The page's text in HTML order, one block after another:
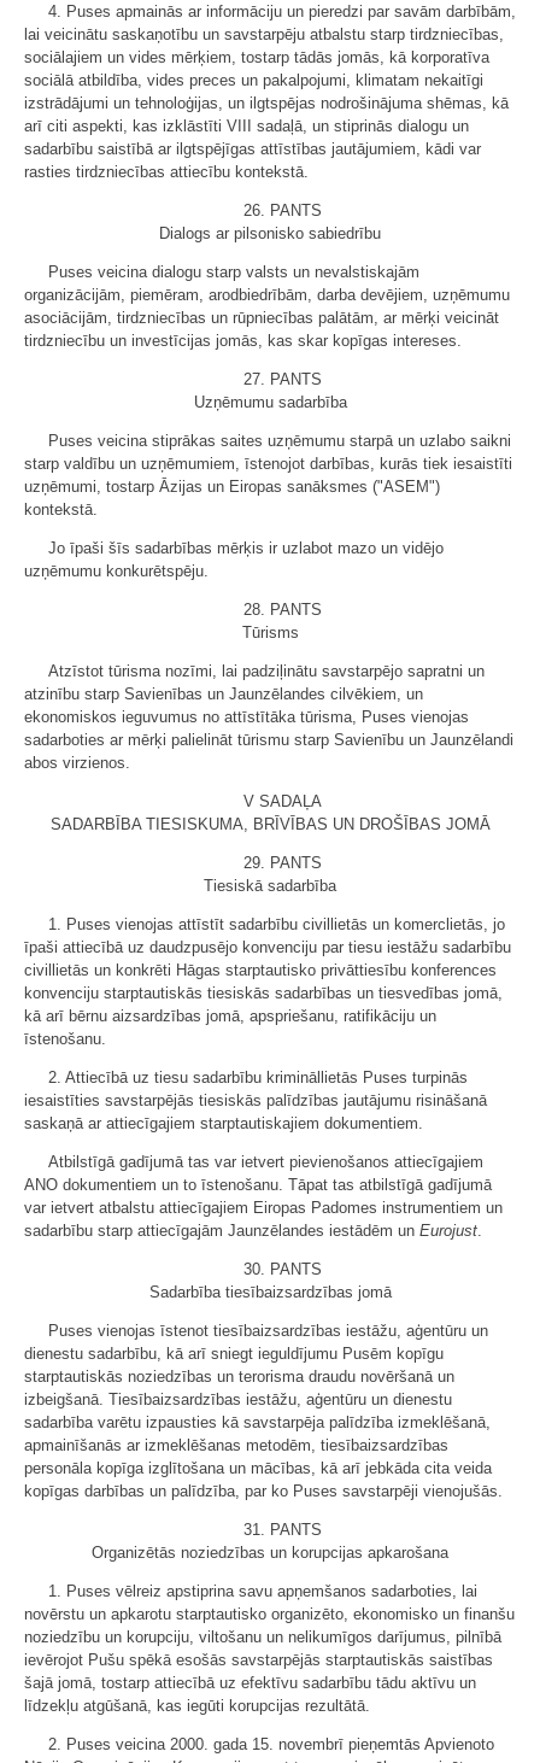
4. Puses apmainās ar informāciju un pieredzi par savām darbībām,
lai veicinātu saskaņotību un savstarpēju atbalstu starp tirdzniecības,
sociālajiem un vides mērķiem, tostarp tādās jomās, kā korporatīva
sociālā atbildība, vides preces un pakalpojumi, klimatam nekaitīgi
izstrādājumi un tehnoloģijas, un ilgtspējas nodrošinājuma shēmas, kā
arī citi aspekti, kas izklāstīti VIII sadaļā, un stiprinās dialogu un
sadarbību saistībā ar ilgtspējīgas attīstības jautājumiem, kādi var
rasties tirdzniecības attiecību kontekstā.
26. PANTS
Dialogs ar pilsonisko sabiedrību
Puses veicina dialogu starp valsts un nevalstiskajām
organizācijām, piemēram, arodbiedrībām, darba devējiem, uzņēmumu
asociācijām, tirdzniecības un rūpniecības palātām, ar mērķi veicināt
tirdzniecību un investīcijas jomās, kas skar kopīgas intereses.
27. PANTS
Uzņēmumu sadarbība
Puses veicina stiprākas saites uzņēmumu starpā un uzlabo saikni
starp valdību un uzņēmumiem, īstenojot darbības, kurās tiek iesaistīti
uzņēmumi, tostarp Āzijas un Eiropas sanāksmes ("ASEM")
kontekstā.
Jo īpaši šīs sadarbības mērķis ir uzlabot mazo un vidējo
uzņēmumu konkurētspēju.
28. PANTS
Tūrisms
Atzīstot tūrisma nozīmi, lai padziļinātu savstarpējo sapratni un
atzinību starp Savienības un Jaunzēlandes cilvēkiem, un
ekonomiskos ieguvumus no attīstītāka tūrisma, Puses vienojas
sadarboties ar mērķi palielināt tūrismu starp Savienību un Jaunzēlandi
abos virzienos.
V SADAĻA
SADARBĪBA TIESISKUMA, BRĪVĪBAS UN DROŠĪBAS JOMĀ
29. PANTS
Tiesiskā sadarbība
1. Puses vienojas attīstīt sadarbību civillietās un komerclietās, jo
īpaši attiecībā uz daudzpusējo konvenciju par tiesu iestāžu sadarbību
civillietās un konkrēti Hāgas starptautisko privāttiesību konferences
konvenciju starptautiskās tiesiskās sadarbības un tiesvedības jomā,
kā arī bērnu aizsardzības jomā, apspriešanu, ratifikāciju un
īstenošanu.
2. Attiecībā uz tiesu sadarbību krimināllietās Puses turpinās
iesaistīties savstarpējās tiesiskās palīdzības jautājumu risināšanā
saskaņā ar attiecīgajiem starptautiskajiem dokumentiem.
Atbilstīgā gadījumā tas var ietvert pievienošanos attiecīgajiem
ANO dokumentiem un to īstenošanu. Tāpat tas atbilstīgā gadījumā
var ietvert atbalstu attiecīgajiem Eiropas Padomes instrumentiem un
sadarbību starp attiecīgajām Jaunzēlandes iestādēm un Eurojust
30. PANTS
Sadarbība tiesībaizsardzības jomā
Puses vienojas īstenot tiesībaizsardzības iestāžu, aģentūru un
dienestu sadarbību, kā arī sniegt ieguldījumu Pusēm kopīgu
starptautiskās noziedzības un terorisma draudu novēršanā un
izbeigšanā. Tiesībaizsardzības iestāžu, aģentūru un dienestu
sadarbība varētu izpausties kā savstarpēja palīdzība izmeklēšanā,
apmainīšanās ar izmeklēšanas metodēm, tiesībaizsardzības
personāla kopīga izglītošana un mācības, kā arī jebkāda cita veida
kopīgas darbības un palīdzība, par ko Puses savstarpēji vienojušās.
31. PANTS
Organizētās noziedzības un korupcijas apkarošana
1. Puses vēlreiz apstiprina savu apņemšanos sadarboties, lai
novērstu un apkarotu starptautisko organizēto, ekonomisko un finanšu
noziedzību un korupciju, viltošanu un nelikumīgos darījumus, pilnībā
ievērojot Pušu spēkā esošās savstarpējās starptautiskās saistības
šajā jomā, tostarp attiecībā uz efektīvu sadarbību tādu aktīvu un
līdzekļu atgūšanā, kas iegūti korupcijas rezultātā.
2. Puses veicina 2000. gada 15. novembrī pieņemtās Apvienoto